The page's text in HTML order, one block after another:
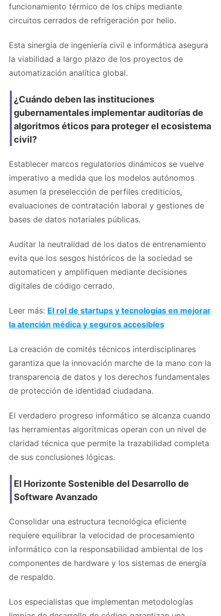
funcionamiento térmico de los chips mediante
circuitos cerrados de refrigeración por helio.
Esta sinergia de ingeniería civil e informática asegura
la viabilidad a largo plazo de los proyectos de
automatización analítica global.
¿Cuándo deben las instituciones
gubernamentales implementar auditorías de
algoritmos éticos para proteger el ecosistema
civil?
Establecer marcos regulatorios dinámicos se vuelve
imperativo a medida que los modelos autónomos
asumen la preselección de perfiles crediticios,
evaluaciones de contratación laboral y gestiones de
bases de datos notariales públicas.
Auditar la neutralidad de los datos de entrenamiento
evita que los sesgos históricos de la sociedad se
automaticen y amplifiquen mediante decisiones
digitales de código cerrado.
Leer más: El rol de startups y tecnologías en mejorar
la atención médica y seguros accesibles
La creación de comités técnicos interdisciplinares
garantiza que la innovación marche de la mano con la
transparencia de datos y los derechos fundamentales
de protección de identidad ciudadana.
El verdadero progreso informático se alcanza cuando
las herramientas algorítmicas operan con un nivel de
claridad técnica que permite la trazabilidad completa
de sus conclusiones lógicas.
El Horizonte Sostenible del Desarrollo de
Software Avanzado
Consolidar una estructura tecnológica eficiente
requiere equilibrar la velocidad de procesamiento
informático con la responsabilidad ambiental de los
componentes de hardware y los sistemas de energía
de respaldo.
Los especialistas que implementan metodologías